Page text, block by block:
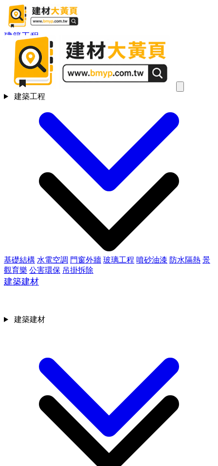
建築工程
基礎結構 水電空調 門窗外牆 玻璃工程 噴砂油漆 防水隔熱 景
觀育樂 公害環保 吊掛拆除
建築建材
建築工程
建築建材